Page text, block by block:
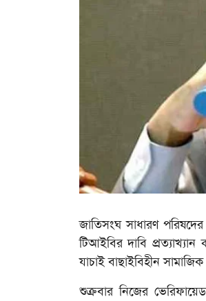
জাতিসংঘ সাধারণ
টিআইবির দাবি
যাচাই বাছাইবিহীন
শুক্রবার নিজের